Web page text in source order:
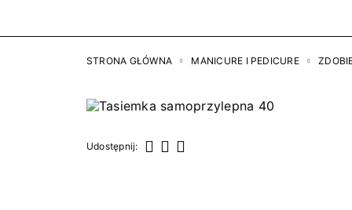
STRONA GŁÓWNA MANICURE I PEDICURE
Udostępnij: